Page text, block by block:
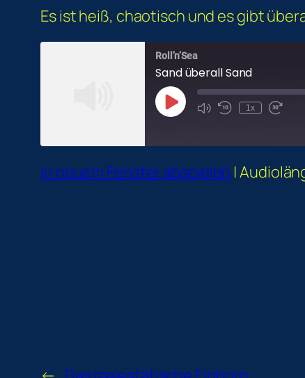
Es ist heiß, chaotisch und es gibt
Roll’n’Sea
Sand überall Sand
Play
Episode
1x
In neuem Fenster abspielen |